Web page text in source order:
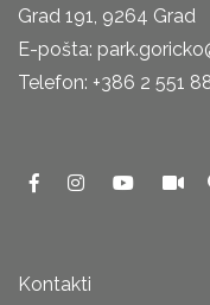
Grad 191, 9264 Grad
E-pošta:
Telefon: +386 2 551
Kontakti